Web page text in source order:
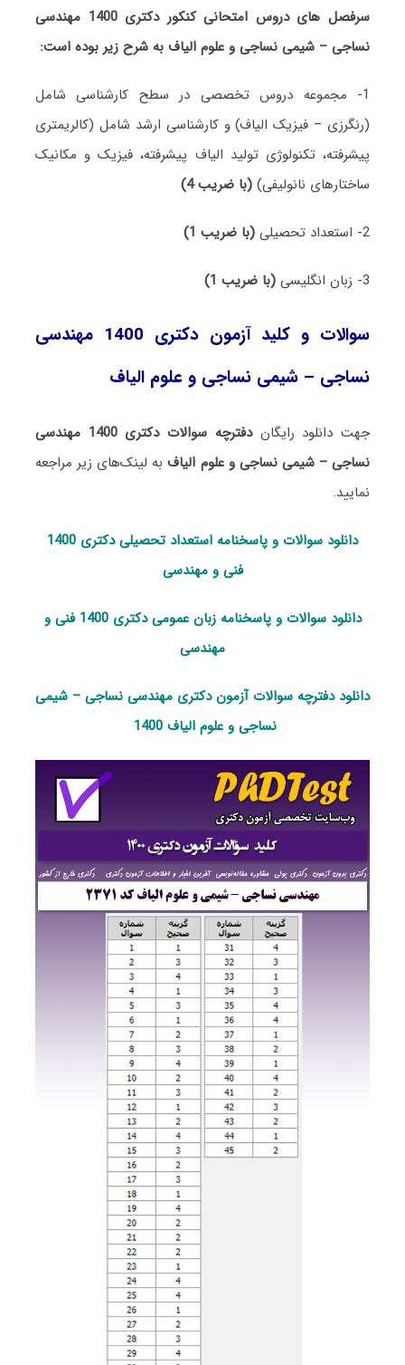
سرفصل های دروس امتحانی کنکور دکتری 1400 مهندسی
نساجی – شیمی نساجی و علوم الیاف به شرح زیر بوده است:
1- مجموعه دروس تخصصی در سطح کارشناسی شامل
(رنگرزی – فیزیک الیاف) و کارشناسی ارشد شامل (کالریمتری
پیشرفته، تکنولوژی تولید الیاف پیشرفته، فیزیک و مکانیک
ساختارهای نانولیفی) (با ضریب 4)
2- استعداد تحصیلی (با ضریب 1)
3- زبان انگلیسی (با ضریب 1)
سوالات و کلید آزمون دکتری 1400 مهندسی
نساجی – شیمی نساجی و علوم الیاف
جهت دانلود رایگان
دفترچه سوالات دکتری 1400 مهندسی
نساجی – شیمی نساجی و علوم الیافبه لینک‌های زیر مراجعه
نمایید.
دانلود سوالات و پاسخنامه استعداد تحصیلی دکتری 1400
فنی و مهندسی
دانلود سوالات و پاسخنامه زبان عمومی دکتری 1400 فنی و
مهندسی
دانلود دفترچه سوالات آزمون دکتری مهندسی نساجی – شیمی
نساجی و علوم الیاف 1400